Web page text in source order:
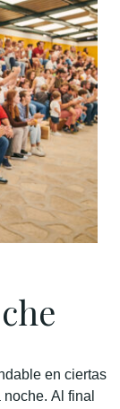
en ciertas
noche. Al final